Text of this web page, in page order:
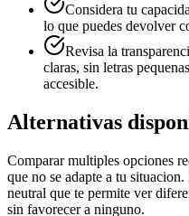
Considera tu
lo que puedes devolver
Revisa la
claras, sin letras
accesible.
Alternativas
Comparar multiples opciones
que no se adapte a tu
neutral que te permite ver
sin favorecer a ninguno.